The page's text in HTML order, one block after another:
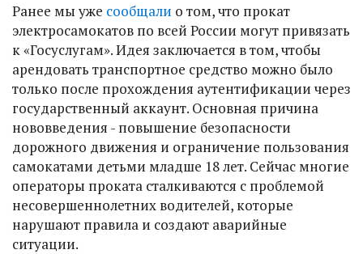
Ранее мы уже сообщали о том, что прокат
электросамокатов по всей России могут привязать
к «Госуслугам». Идея заключается в том, чтобы
арендовать транспортное средство можно было
только после прохождения аутентификации через
государственный аккаунт. Основная причина
нововведения - повышение безопасности
дорожного движения и ограничение пользования
самокатами детьми младше 18 лет. Сейчас многие
операторы проката сталкиваются с проблемой
несовершеннолетних водителей, которые
нарушают правила и создают аварийные
ситуации.